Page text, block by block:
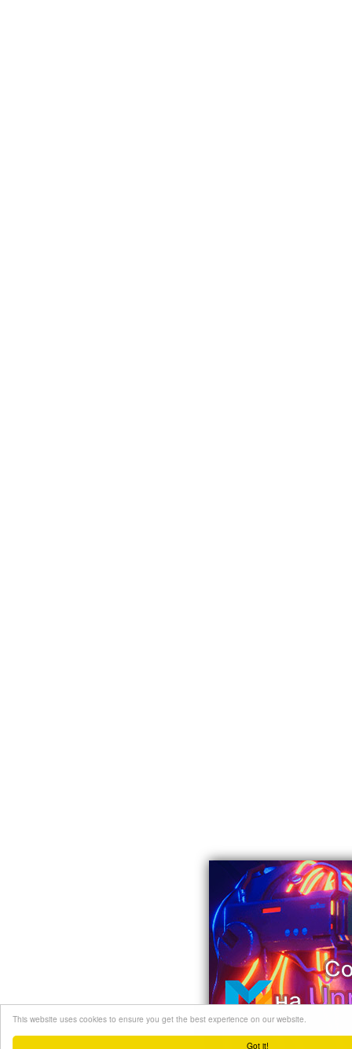
Got it!
This website uses cookies to ensure you get the best experience on our website.